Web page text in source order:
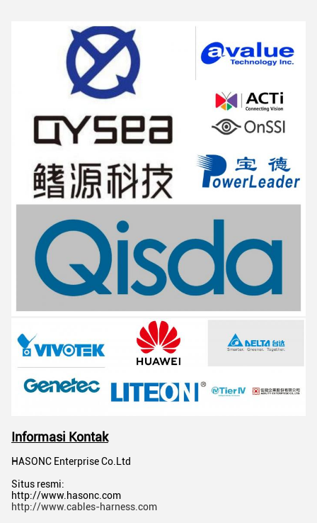
Informasi Kontak
HASONC Enterprise Co.Ltd
Situs resmi:
http://www.hasonc.com
http://www.cables-harness.com